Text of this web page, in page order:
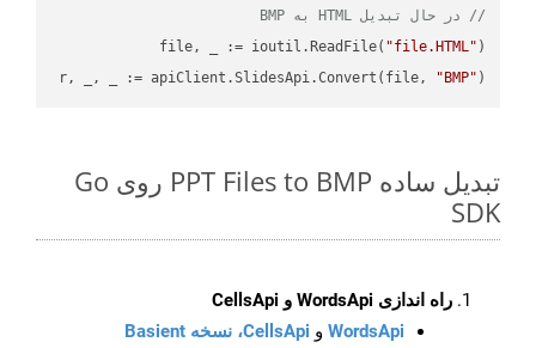
// در حال تبدیل HTML به BMP
file, _ := ioutil.ReadFile( "file.HTML"
r, _, _ := apiClient.SlidesApi.Convert(file,
"BMP" )
تبدیل ساده PPT Files to BMP روی Go
SDK
راه اندازی WordsApi و CellsApi
WordsApi و CellsApi، نسخه Basient